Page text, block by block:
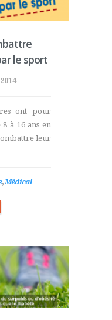
le sport
ont pour
à 16 ans en
leur
,Médical